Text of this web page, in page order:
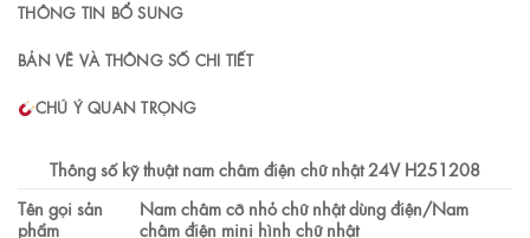
THÔNG TIN BỔ SUNG
BẢN VẼ VÀ THÔNG SỐ CHI TIẾT
CHÚ Ý QUAN TRỌNG
Thông số kỹ thuật nam châm điện chữ nhật 24V H251208
Tên gọi sản
phẩm
Nam châm cỡ nhỏ chữ nhật dùng điện/Nam
châm điện mini hình chữ nhật